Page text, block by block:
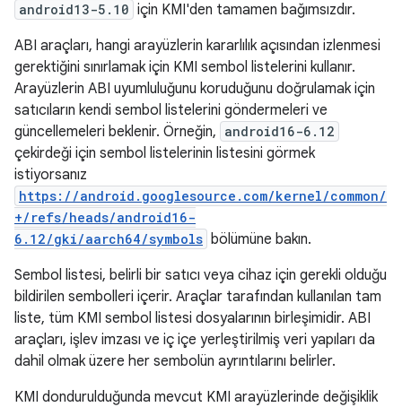
android13-5.10 için KMI'den tamamen bağımsızdır.
ABI araçları, hangi arayüzlerin kararlılık açısından izlenmesi
gerektiğini sınırlamak için KMI sembol listelerini kullanır.
Arayüzlerin ABI uyumluluğunu koruduğunu doğrulamak için
satıcıların kendi sembol listelerini göndermeleri ve
güncellemeleri beklenir. Örneğin, android16-6.12
çekirdeği için sembol listelerinin listesini görmek
istiyorsanız
https://android.googlesource.com/kernel/common/
+/refs/heads/android16-
6.12/gki/aarch64/symbols bölümüne bakın.
Sembol listesi, belirli bir satıcı veya cihaz için gerekli olduğu
bildirilen sembolleri içerir. Araçlar tarafından kullanılan tam
liste, tüm KMI sembol listesi dosyalarının birleşimidir. ABI
araçları, işlev imzası ve iç içe yerleştirilmiş veri yapıları da
dahil olmak üzere her sembolün ayrıntılarını belirler.
KMI dondurulduğunda mevcut KMI arayüzlerinde değişiklik